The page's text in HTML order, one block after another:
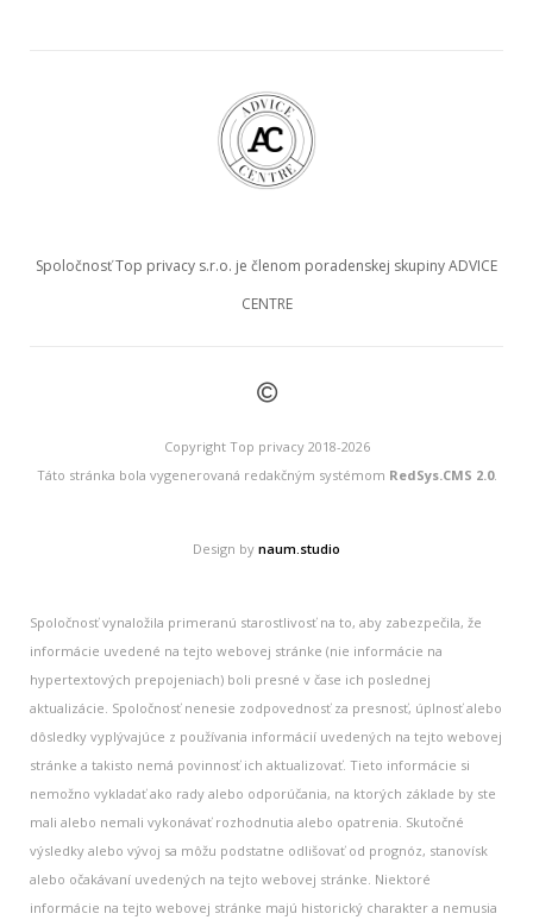
Spoločnosť Top privacy s.r.o. je členom poradenskej skupiny ADVICE
CENTRE
©
Copyright Top privacy 2018-2026
Táto stránka bola vygenerovaná redakčným systémom RedSys.CMS 2.0.
Design by naum.studio
Spoločnosť vynaložila primeranú starostlivosť na to, aby zabezpečila, že
informácie uvedené na tejto webovej stránke (nie informácie na
hypertextových prepojeniach) boli presné v čase ich poslednej
aktualizácie. Spoločnosť nenesie zodpovednosť za presnosť, úplnosť alebo
dôsledky vyplývajúce z používania informácií uvedených na tejto webovej
stránke a takisto nemá povinnosť ich aktualizovať. Tieto informácie si
nemožno vykladať ako rady alebo odporúčania, na ktorých základe by ste
mali alebo nemali vykonávať rozhodnutia alebo opatrenia. Skutočné
výsledky alebo vývoj sa môžu podstatne odlišovať od prognóz, stanovísk
alebo očakávaní uvedených na tejto webovej stránke. Niektoré
informácie na tejto webovej stránke majú historický charakter a nemusia